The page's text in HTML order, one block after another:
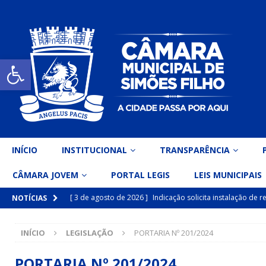
Open toolbar
INÍCIO INSTITUCIONAL TRANSPARÊNCIA
CÂMARA JOVEM PORTAL LEGIS LEIS MUNICIPAIS
NOTÍCIAS [ 3 de agosto de 2026 ] Indicação solicita instalação de
inclusiva
DESTAQUE
[ 15 de julho de 2026 ] Vereador Belo Gazineu
INÍCIO LEGISLAÇÃO PORTARIA Nº 201/2024